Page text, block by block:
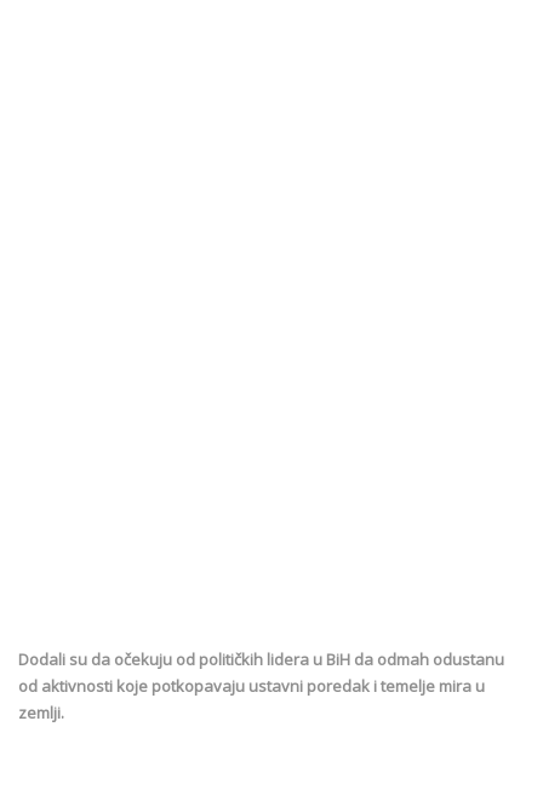
Dodali su da očekuju od političkih lidera u BiH da odmah odustanu
od aktivnosti koje potkopavaju ustavni poredak i temelje mira u
zemlji.